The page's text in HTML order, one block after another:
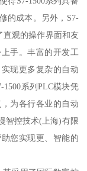
的成本。另外，S7-
直观的操作界面和友
手。丰富的开发工
现更多复杂的自动
1500系列PLC模块凭
为各行各业的自动
智控技术(上海)有限
您实现更、智能的